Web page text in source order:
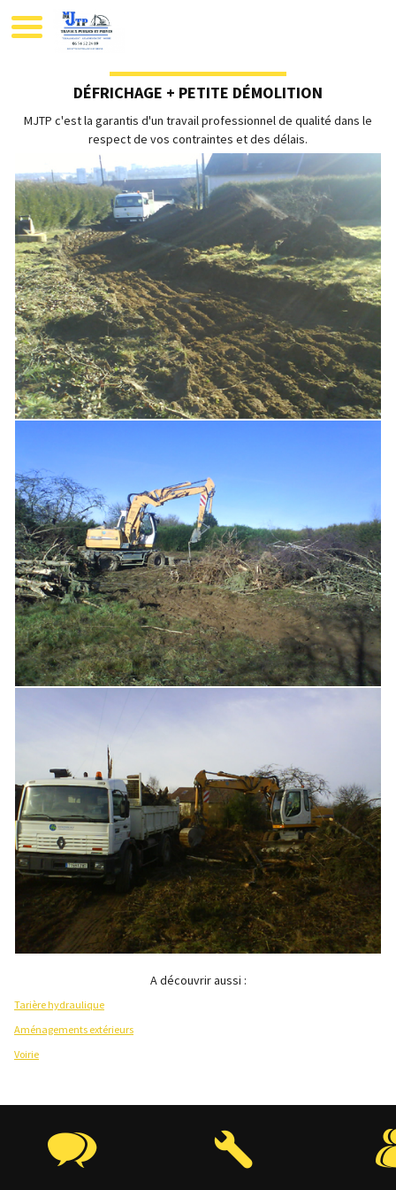
DÉFRICHAGE + PETITE DÉMOLITION
MJTP c'est la garantis d'un travail professionnel de qualité dans le
respect de vos contraintes et des délais.
A découvrir aussi :
Tarière hydraulique
Aménagements extérieurs
Voirie